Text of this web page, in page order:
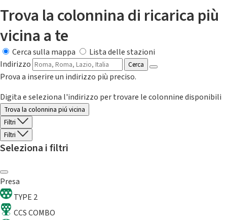
Trova la colonnina di ricarica più
vicina a te
Cerca sulla mappa
Lista delle stazioni
Indirizzo
Cerca
Prova a inserire un indirizzo più preciso.
Digita e seleziona l'indirizzo per trovare le colonnine disponibili
Trova la colonnina piú vicina
Filtri
Filtri
Seleziona i filtri
Presa
TYPE 2
CCS COMBO